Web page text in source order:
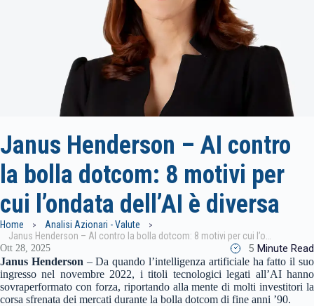
Janus Henderson – AI contro
la bolla dotcom: 8 motivi per
cui l’ondata dell’AI è diversa
Home
Analisi Azionari - Valute
Ott 28, 2025 5 Minute Read
Janus Henderson – Da quando l’intelligenza artificiale ha fatto il suo
ingresso nel novembre 2022, i titoli tecnologici legati all’AI hanno
sovraperformato con forza, riportando alla mente di molti investitori la
corsa sfrenata dei mercati durante la bolla dotcom di fine anni ’90.